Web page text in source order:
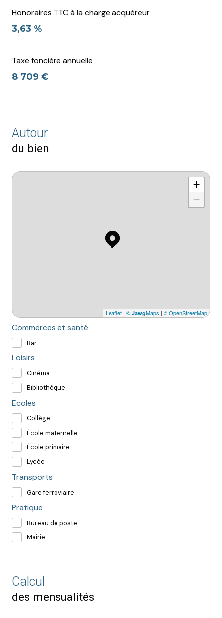
Honoraires TTC à la charge acquéreur
3,63 %
Taxe foncière annuelle
8 709 €
Autour
du bien
+
−
Leaflet | © JawgMaps | © OpenStreetMap
Commerces et santé
Bar
Loisirs
Cinéma
Bibliothèque
Ecoles
Collège
École maternelle
École primaire
Lycée
Transports
Gare ferroviaire
Pratique
Bureau de poste
Mairie
Calcul
des mensualités